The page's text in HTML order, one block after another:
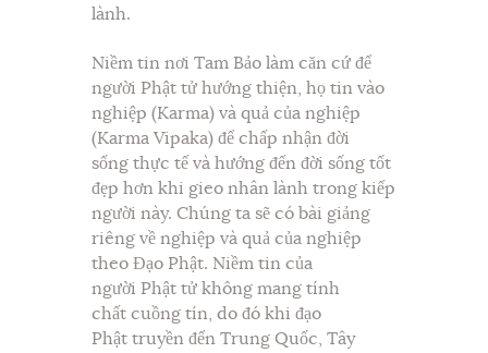
lành.
Niềm tin nơi Tam Bảo làm căn cứ để
người Phật tử hướng thiện, họ tin vào
nghiệp (Karma) và quả của nghiệp
(Karma Vipaka) để chấp nhận đời
sống thực tế và hướng đến đời sống tốt
đẹp hơn khi gieo nhân lành trong kiếp
người này. Chúng ta sẽ có bài giảng
riêng về nghiệp và quả của nghiệp
theo Đạo Phật. Niềm tin của
người Phật tử không mang tính
chất cuồng tín, do đó khi đạo
Phật truyền đến Trung Quốc, Tây